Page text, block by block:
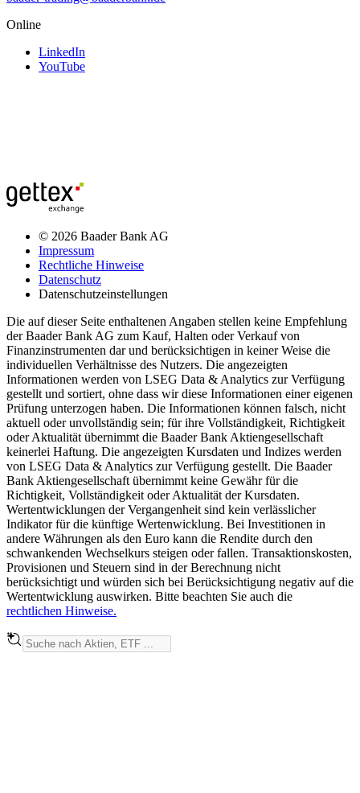
Online
LinkedIn
YouTube
© 2026 Baader Bank AG
Impressum
Rechtliche Hinweise
Datenschutz
Datenschutzeinstellungen
Die auf dieser Seite enthaltenen Angaben stellen keine Empfehlung
der Baader Bank AG zum Kauf, Halten oder Verkauf von
Finanzinstrumenten dar und berücksichtigen in keiner Weise die
individuellen Verhältnisse des Nutzers. Die angezeigten
Informationen werden von LSEG Data & Analytics zur Verfügung
gestellt und sortiert, ohne dass wir diese Informationen einer eigenen
Prüfung unterzogen haben. Die Informationen können falsch, nicht
aktuell oder unvollständig sein; für ihre Vollständigkeit, Richtigkeit
oder Aktualität übernimmt die Baader Bank Aktiengesellschaft
keinerlei Haftung. Die angezeigten Kursdaten und Indizes werden
von LSEG Data & Analytics zur Verfügung gestellt. Die Baader
Bank Aktiengesellschaft übernimmt keine Gewähr für die
Richtigkeit, Vollständigkeit oder Aktualität der Kursdaten.
Wertentwicklungen der Vergangenheit sind kein verlässlicher
Indikator für die künftige Wertenwicklung. Bei Investitionen in
andere Währungen als den Euro kann die Rendite durch den
schwankenden Wechselkurs steigen oder fallen. Transaktionskosten,
Provisionen und Steuern sind in der Berechnung nicht
berücksichtigt und würden sich bei Berücksichtigung negativ auf die
Wertentwicklung auswirken. Bitte beachten Sie auch die
rechtlichen Hinweise.